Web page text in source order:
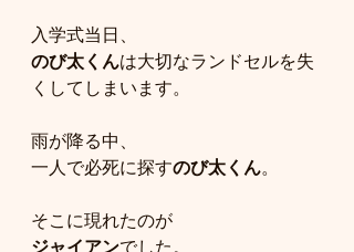
入学式当日、
のび太くんは大切なランドセルを失
くしてしまいます。
雨が降る中、
一人で必死に探すのび太くん。
そこに現れたのが
ジャイアンでした。